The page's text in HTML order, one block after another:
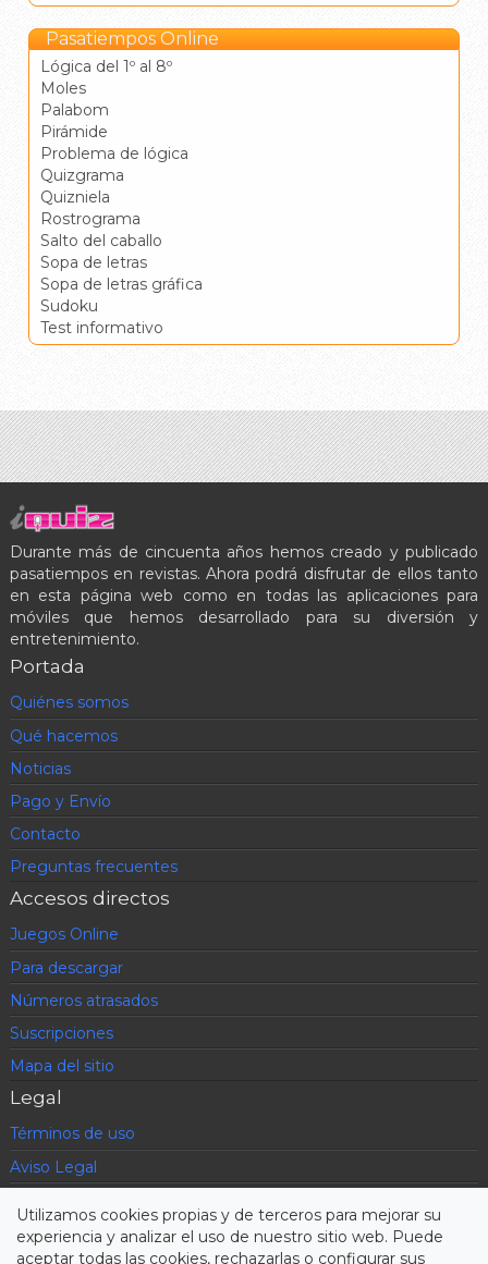
Pasatiempos Online
Lógica del 1º al 8º
Moles
Palabom
Pirámide
Problema de lógica
Quizgrama
Quizniela
Rostrograma
Salto del caballo
Sopa de letras
Sopa de letras gráfica
Sudoku
Test informativo
Durante más de cincuenta años hemos creado y publicado
pasatiempos en revistas. Ahora podrá disfrutar de ellos tanto
en esta página web como en todas las aplicaciones para
móviles que hemos desarrollado para su diversión y
entretenimiento.
Portada
Quiénes somos
Qué hacemos
Noticias
Pago y Envío
Contacto
Preguntas frecuentes
Accesos directos
Juegos Online
Para descargar
Números atrasados
Suscripciones
Mapa del sitio
Legal
Términos de uso
Aviso Legal
Condiciones contratación
Utilizamos cookies propias y de terceros para mejorar su
experiencia y analizar el uso de nuestro sitio web. Puede
aceptar todas las cookies, rechazarlas o configurar sus